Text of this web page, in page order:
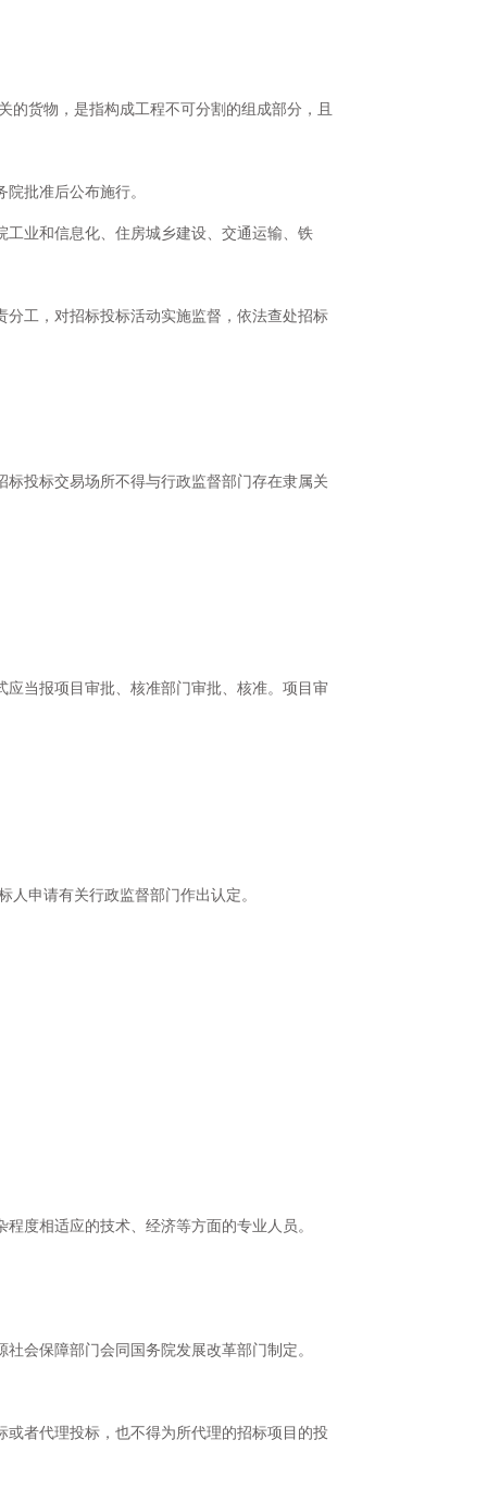
货物，是指构成工程不可分割的组成部分，且
批准后公布施行。
业和信息化、住房城乡建设、交通运输、铁
工，对招标投标活动实施监督，依法查处招标
投标交易场所不得与行政监督部门存在隶属关
当报项目审批、核准部门审批、核准。项目审
申请有关行政监督部门作出认定。
度相适应的技术、经济等方面的专业人员。
会保障部门会同国务院发展改革部门制定。
者代理投标，也不得为所代理的招标项目的投